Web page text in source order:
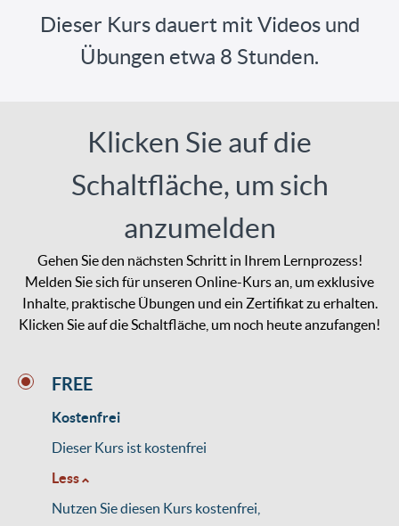
Dieser Kurs dauert mit Videos und
Übungen etwa 8 Stunden.
Klicken Sie auf die
Schaltfläche, um sich
anzumelden
Gehen Sie den nächsten Schritt in Ihrem Lernprozess!
Melden Sie sich für unseren Online-Kurs an, um exklusive
Inhalte, praktische Übungen und ein Zertifikat zu erhalten.
Klicken Sie auf die Schaltfläche, um noch heute anzufangen!
FREE
Kostenfrei
Dieser Kurs ist kostenfrei
Less
Nutzen Sie diesen Kurs kostenfrei,